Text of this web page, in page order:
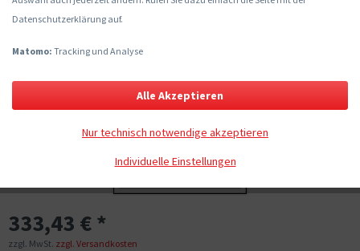
333,43 € *
zzgl. MwSt. zzgl. Versandkosten
Datenschutzerklärung auf.
Matomo: Tracking und Analyse
Individuelle Einstellungen
Nur technisch notwendige akzeptieren
Alle Akzeptieren